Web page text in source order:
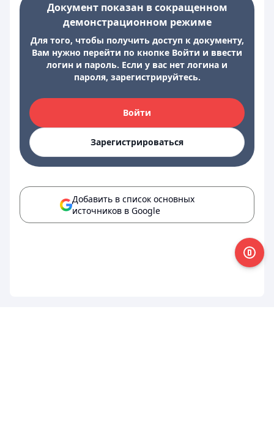
Документ показан в сокращенном
демонстрационном режиме
Для того, чтобы получить доступ к документу,
Вам нужно перейти по кнопке Войти и ввести
логин и пароль. Если у вас нет логина и
пароля, зарегистрируйтесь.
Войти
Зарегистрироваться
Добавить в список основных
источников в Google